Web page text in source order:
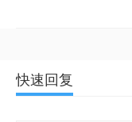
快速回复